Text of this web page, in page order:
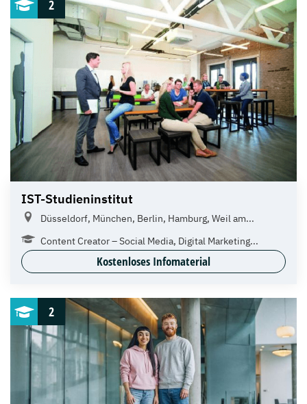
2
IST-Studieninstitut
Düsseldorf, München, Berlin, Hamburg, Weil am...
Content Creator – Social Media, Digital Marketing...
Kostenloses Infomaterial
2